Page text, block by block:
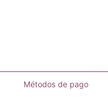
Métodos de pago